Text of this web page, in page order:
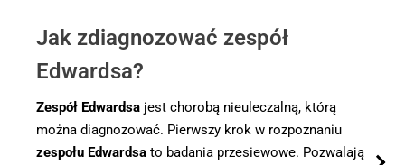
Jak zdiagnozować zespół
Edwardsa?
Zespół Edwardsa jest chorobą nieuleczalną, którą
można diagnozować. Pierwszy krok w rozpoznaniu
zespołu Edwardsa to badania przesiewowe. Pozwalają